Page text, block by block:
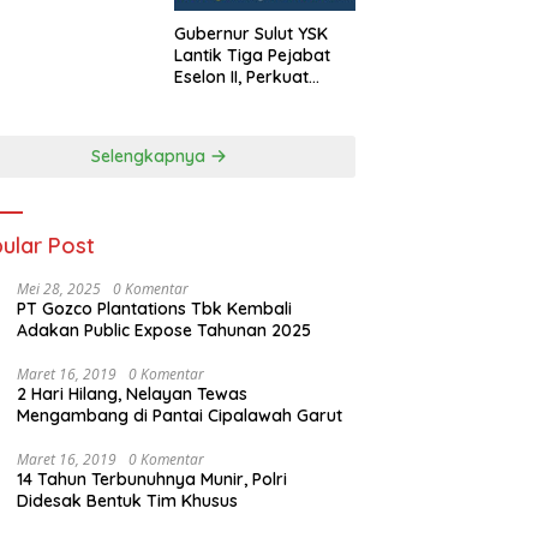
Gubernur Sulut YSK
Lantik Tiga Pejabat
Eselon II, Perkuat
Selengkapnya
Post
Mei 28, 2025 0 Komentar
PT Gozco Plantations Tbk Kembali
Adakan Public Expose Tahunan 2025
Maret 16, 2019 0 Komentar
2 Hari Hilang, Nelayan Tewas
Mengambang di Pantai Cipalawah Garut
Maret 16, 2019 0 Komentar
14 Tahun Terbunuhnya Munir, Polri
Didesak Bentuk Tim Khusus